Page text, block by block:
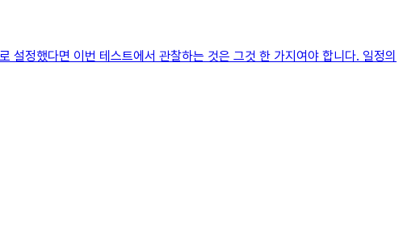
정했다면 이번 테스트에서 관찰하는 것은 그것 한 가지여야 합니다. 일정의